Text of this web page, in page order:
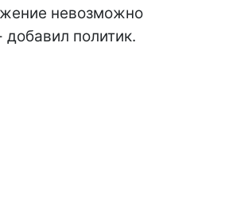
невозможно
добавил политик.